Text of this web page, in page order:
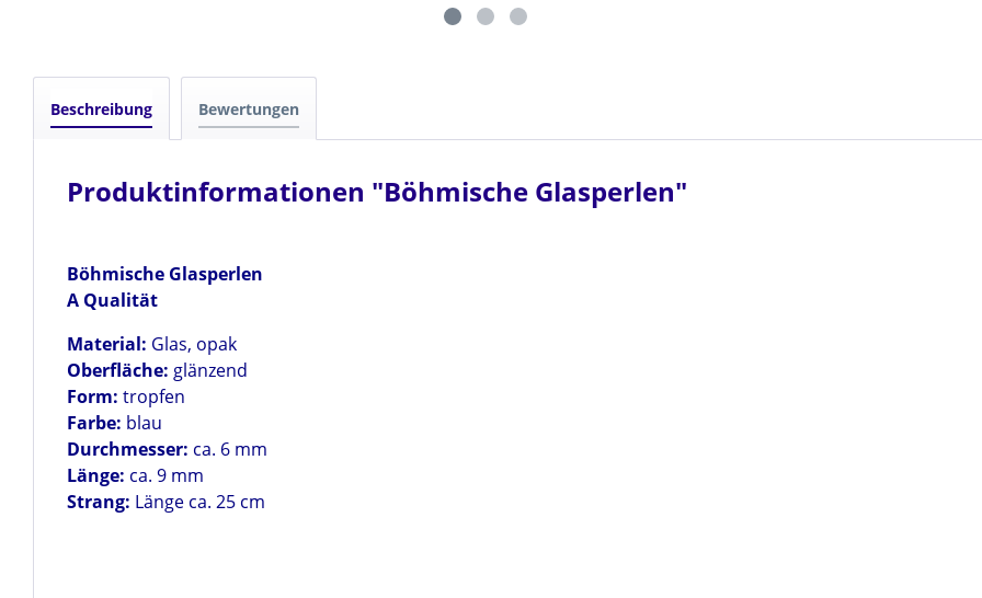
Beschreibung Bewertungen
Produktinformationen "Böhmische Glasperlen"
Böhmische Glasperlen
A Qualität
Material: Glas, opak
Oberfläche: glänzend
Form: tropfen
Farbe: blau
Durchmesser: ca. 6 mm
Länge: ca. 9 mm
Strang: Länge ca. 25 cm